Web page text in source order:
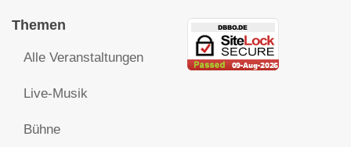
Themen
Alle Veranstaltungen
Live-Musik
Bühne